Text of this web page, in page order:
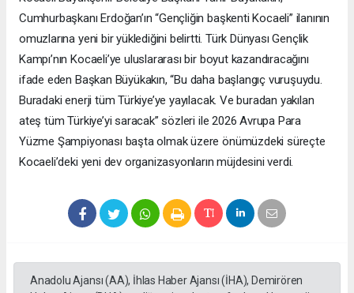
Cumhurbaşkanı Erdoğan’ın “Gençliğin başkenti Kocaeli” ilanının
omuzlarına yeni bir yüklediğini belirtti. Türk Dünyası Gençlik
Kampı’nın Kocaeli’ye uluslararası bir boyut kazandıracağını
ifade eden Başkan Büyükakın, “Bu daha başlangıç vuruşuydu.
Buradaki enerji tüm Türkiye’ye yayılacak. Ve buradan yakılan
ateş tüm Türkiye’yi saracak” sözleri ile 2026 Avrupa Para
Yüzme Şampiyonası başta olmak üzere önümüzdeki süreçte
Kocaeli’deki yeni dev organizasyonların müjdesini verdi.
Anadolu Ajansı (AA), İhlas Haber Ajansı (İHA), Demirören